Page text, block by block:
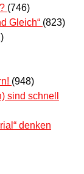
(746)
Gleich“ (823)
(948)
sind schnell
denken